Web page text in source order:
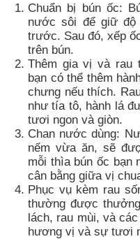
Chuẩn bị bún ốc:
nước sôi để giữ
trước. Sau đó, xếp
trên bún.
Thêm gia vị và rau
bạn có thể thêm
chưng nếu thích.
như tía tô, hành lá
tươi ngon và giòn.
Chan nước dùng:
nếm vừa ăn, sẽ
mỗi thìa bún ốc bạn
cân bằng giữa vị
Phục vụ kèm rau
thường được
lách, rau mùi, và
hương vị và sự tươi